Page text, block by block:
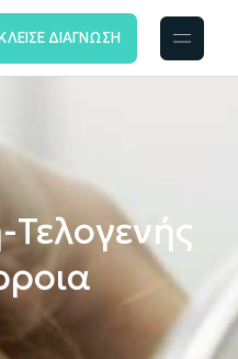
ΔΙΑΓΝΩΣΗ